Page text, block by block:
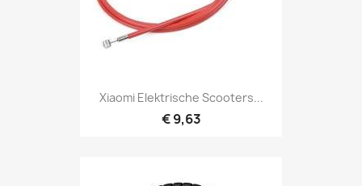
Xiaomi Elektrische Scooters...
€ 9,63